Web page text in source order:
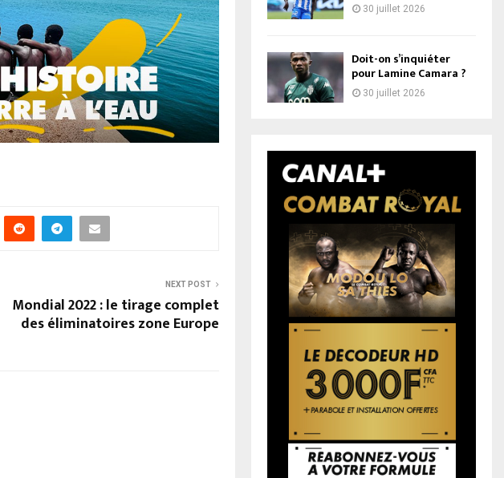
NEXT POST
Mondial 2022 : le tirage complet
des éliminatoires zone Europe
30 juillet 2026
Doit-on s’inquiéter
pour Lamine Camara ?
30 juillet 2026